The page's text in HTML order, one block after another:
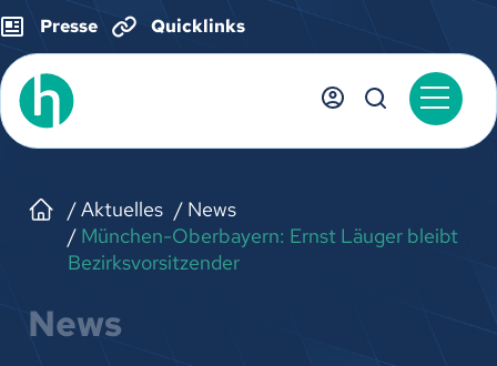
Presse Quicklinks
Aktuelles
News
München-Oberbayern: Ernst Läuger bleibt
Bezirksvorsitzender
News